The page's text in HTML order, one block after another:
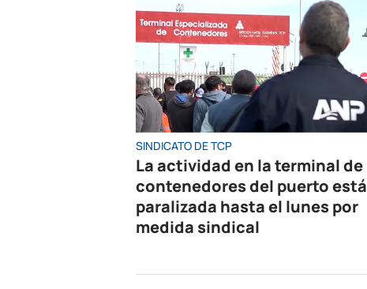
SINDICATO DE TCP
La actividad en la terminal de
contenedores del puerto está
paralizada hasta el lunes por
medida sindical